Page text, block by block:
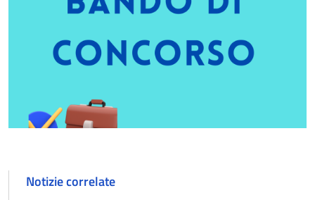
Notizie correlate